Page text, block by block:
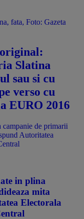
Slatina
sau si cu
verso cu
EURO 2016
campanie de primarii
Autoritatea
in plina
mita
Electorala